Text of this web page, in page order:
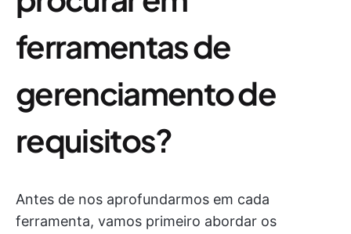
ferramentas de
gerenciamento de
requisitos?
Antes de nos aprofundarmos em cada
ferramenta, vamos primeiro abordar os